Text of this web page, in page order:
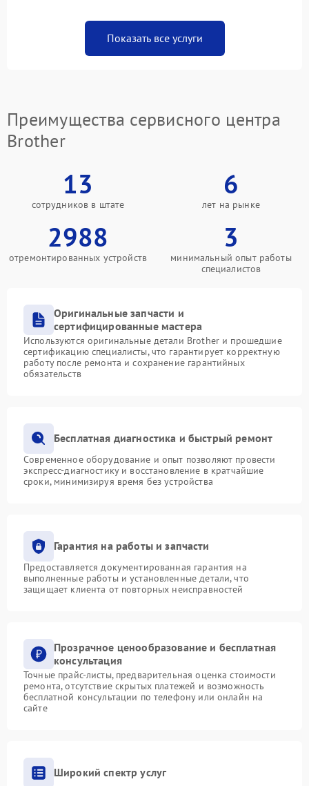
Показать все услуги
Преимущества сервисного центра
Brother
13
сотрудников в штате
6
лет на рынке
2988
отремонтированных устройств
3
минимальный опыт работы
специалистов
Оригинальные запчасти и
сертифицированные мастера
Используются оригинальные детали Brother и прошедшие
сертификацию специалисты, что гарантирует корректную
работу после ремонта и сохранение гарантийных
обязательств
Бесплатная диагностика и быстрый ремонт
Современное оборудование и опыт позволяют провести
экспресс-диагностику и восстановление в кратчайшие
сроки, минимизируя время без устройства
Гарантия на работы и запчасти
Предоставляется документированная гарантия на
выполненные работы и установленные детали, что
защищает клиента от повторных неисправностей
Прозрачное ценообразование и бесплатная
консультация
Точные прайс-листы, предварительная оценка стоимости
ремонта, отсутствие скрытых платежей и возможность
бесплатной консультации по телефону или онлайн на
сайте
Широкий спектр услуг